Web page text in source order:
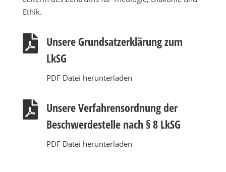
Ethik.

Unsere Grundsatzerklärung zum
LkSG
PDF Datei herunterladen

Unsere Verfahrensordnung der
Beschwerdestelle nach § 8 LkSG
PDF Datei herunterladen